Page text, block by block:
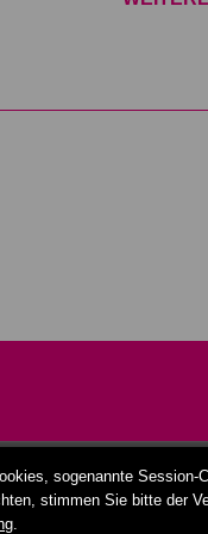
sogenannte
stimmen Sie bitte der
.